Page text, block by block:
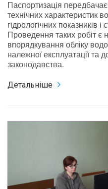
Паспортизація
технічних характеристик
гідрологічних показників і
Проведення таких робіт є
впорядкування обліку
належної експлуатації та
законодавства.
Детальніше